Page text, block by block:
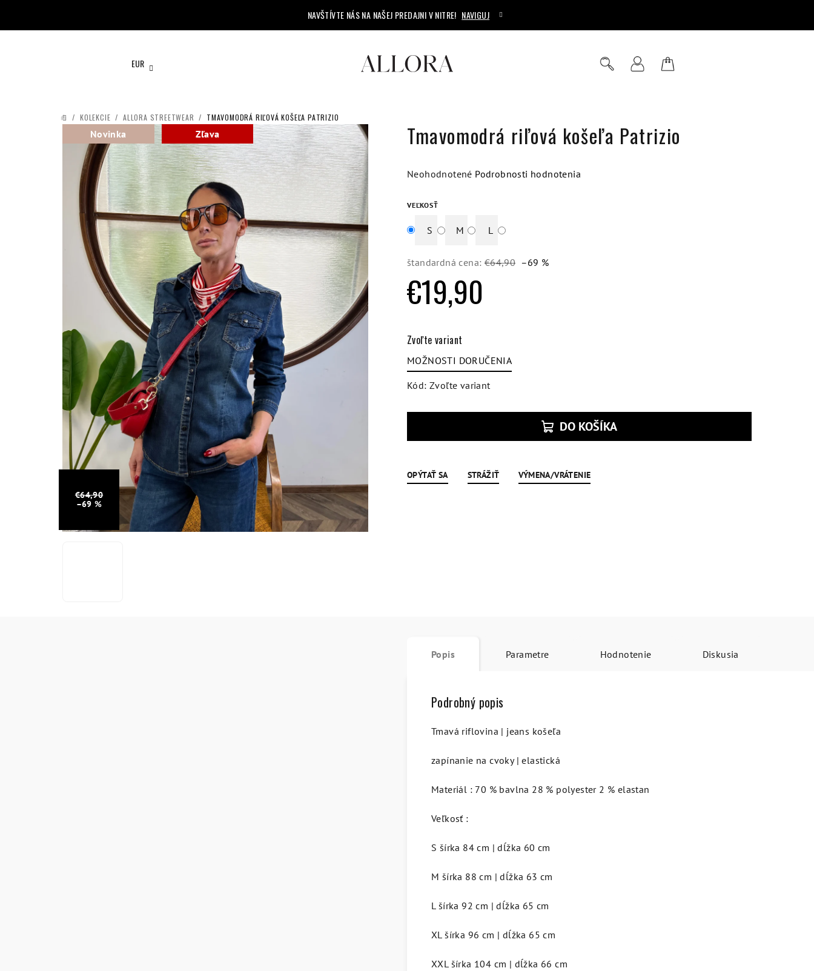
NAVŠTÍVTE NÁS NA NAŠEJ PREDAJNI V NITRE! NAVIGUJ
EUR
DOMOV
/ KOLEKCIE / ALLORA STREETWEAR / TMAVOMODRÁ RIĽOVÁ KOŠEĽA PATRIZIO
Tmavomodrá riľová košeľa Patrizio
Priemerné
produktu
0,0
5
Neohodnotené Podrobnosti hodnotenia
VEĽKOSŤ
S M L
štandardná cena: €64,90 –69 %
€19,90
cena:
Zvoľte variant
MOŽNOSTI DORUČENIA
Kód: Zvoľte variant
DO KOŠÍKA
OPÝTAŤ SA STRÁŽIŤ VÝMENA/VRÁTENIE
Novinka Zľava
€64,90
–69 %
Popis Parametre Hodnotenie Diskusia
Podrobný popis
Tmavá riflovina | jeans košeľa
zapínanie na cvoky | elastická
Materiál : 70 % bavlna 28 % polyester 2 % elastan
Veľkosť :
S šírka 84 cm | dĺžka 60 cm
M šírka 88 cm | dĺžka 63 cm
L šírka 92 cm | dĺžka 65 cm
XL šírka 96 cm | dĺžka 65 cm
XXL šírka 104 cm | dĺžka 66 cm